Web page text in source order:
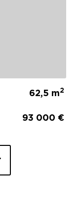
62,5 m2
93 000 €